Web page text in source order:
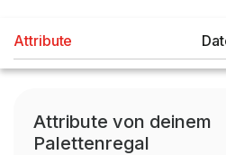
Attribute
Attribute von deinem
Palettenregal